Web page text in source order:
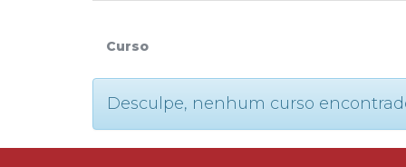
Curso
Desculpe, nenhum curso